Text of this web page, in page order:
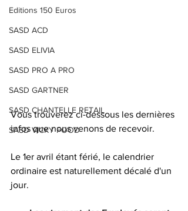
Editions 150 Euros
SASD ACD
SASD ELIVIA
SASD PRO A PRO
SASD GARTNER
SASD CHANTELLE RETAIL
SASD VICKY FOOD
Vous trouverez ci-dessous les dernières
infos que nous venons de recevoir.
Le 1er avril étant férié, le calendrier
ordinaire est naturellement décalé d'un
jour.